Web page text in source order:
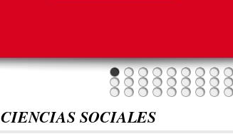
CIENCIAS SOCIALES